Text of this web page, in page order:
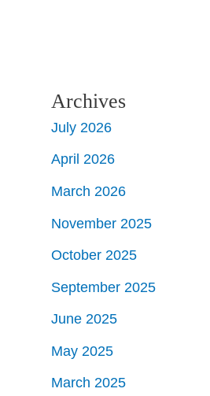
Archives
July 2026
April 2026
March 2026
November 2025
October 2025
September 2025
June 2025
May 2025
March 2025